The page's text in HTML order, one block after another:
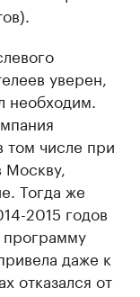
уверен,
необходим.
том числе при
Москву,
Тогда же
2015 годов
программу
даже к
отказался от